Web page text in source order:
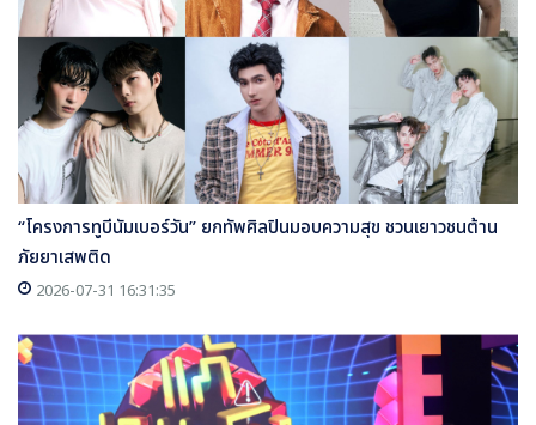
“โครงการทูบีนัมเบอร์วัน” ยกทัพศิลปินมอบความสุข ชวนเยาวชนต้าน
ภัยยาเสพติด
2026-07-31 16:31:35